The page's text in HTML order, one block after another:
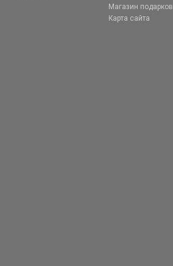
Магазин подарков
Карта сайта